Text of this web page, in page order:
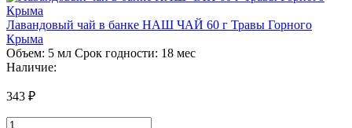
Лавандовый чай в банке НАШ ЧАЙ 60 г Травы Горного
Крыма
Объем: 5 мл Срок годности: 18 мес
Наличие:
343 ₽